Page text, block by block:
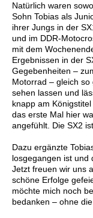
Natürlich waren
Sohn Tobias als
ihrer Jungs in der
und im DDR-
mit dem
Ergebnissen in der
Gegebenheiten –
Motorrad – gleich
sehen lassen und
knapp am
das erste Mal hier
angefühlt. Die SX2
Dazu ergänzte
losgegangen ist und
Jetzt freuen wir uns
schöne Erfolge
möchte mich noch
bedanken – ohne